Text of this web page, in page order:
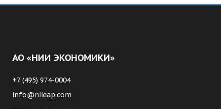
АО «НИИ ЭКОНОМИКИ»
+7 (495) 974-0004
info@niieap.com